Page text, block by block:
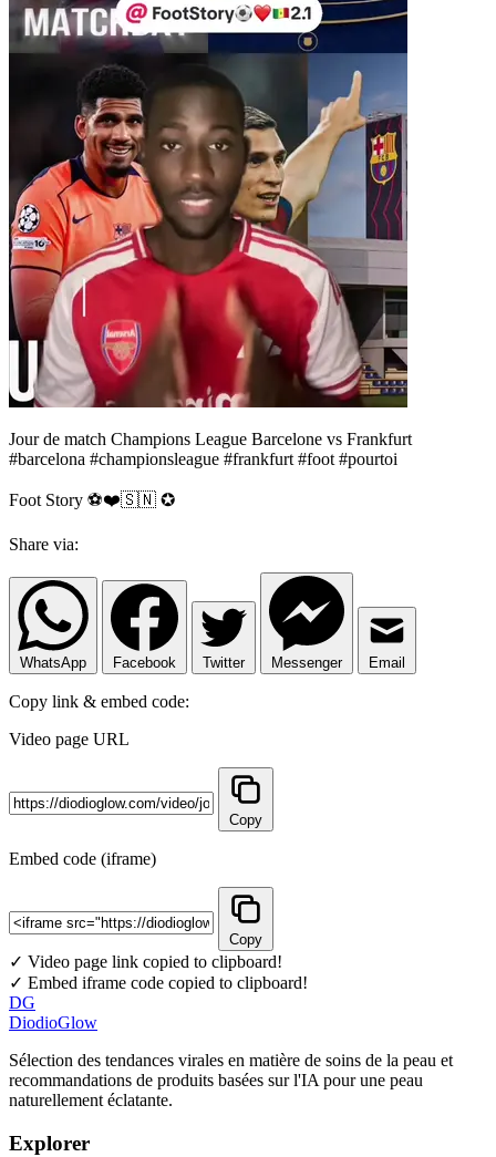
Jour de match Champions League Barcelone vs Frankfurt
#barcelona #championsleague #frankfurt #foot #pourtoi
Foot Story ⚽️❤️🇸🇳 ✪
Share via:
WhatsApp Facebook Twitter Messenger Email
Copy link & embed code:
Video page URL
Copy
Embed code (iframe)
Copy
✓ Video page link copied to clipboard!
✓ Embed iframe code copied to clipboard!
DG
DiodioGlow
Sélection des tendances virales en matière de soins de la peau et
recommandations de produits basées sur l'IA pour une peau
naturellement éclatante.
Explorer